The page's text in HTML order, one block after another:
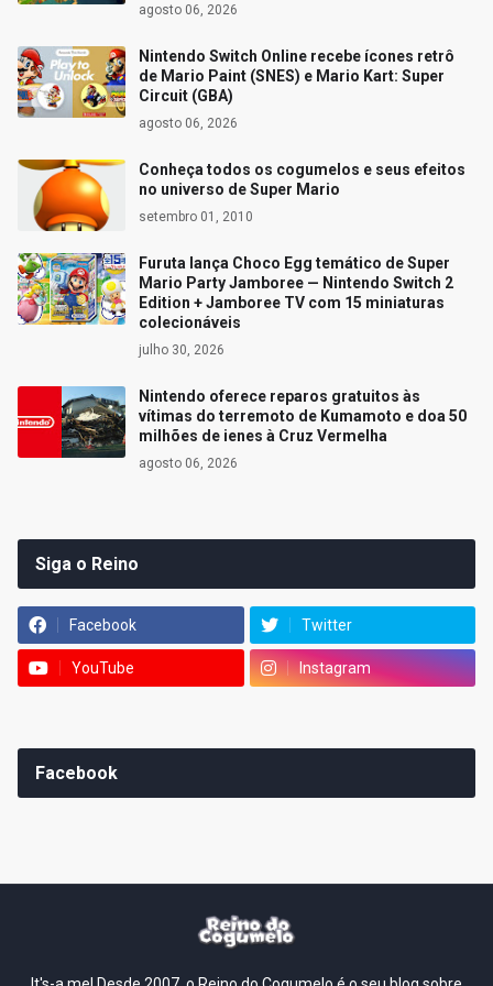
agosto 06, 2026
Nintendo Switch Online recebe ícones retrô
de Mario Paint (SNES) e Mario Kart: Super
Circuit (GBA)
agosto 06, 2026
Conheça todos os cogumelos e seus efeitos
no universo de Super Mario
setembro 01, 2010
Furuta lança Choco Egg temático de Super
Mario Party Jamboree — Nintendo Switch 2
Edition + Jamboree TV com 15 miniaturas
colecionáveis
julho 30, 2026
Nintendo oferece reparos gratuitos às
vítimas do terremoto de Kumamoto e doa 50
milhões de ienes à Cruz Vermelha
agosto 06, 2026
Siga o Reino
Facebook Twitter
YouTube Instagram
Facebook